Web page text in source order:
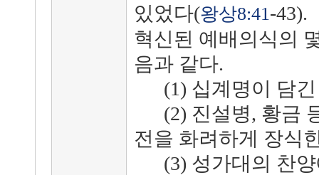
있었다(왕상8:41-43).
혁신된 예배의식의
음과 같다.
(1) 십계명이 담긴
(2) 진설병, 황금
전을 화려하게 장식
(3) 성가대의 찬양